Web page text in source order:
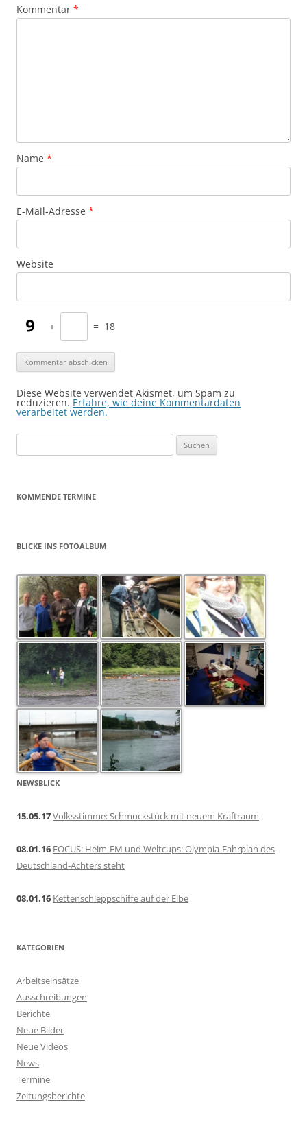
Kommentar *
Name *
E-Mail-Adresse *
Website
+ = 18
Diese Website verwendet Akismet, um Spam zu
reduzieren. Erfahre, wie deine Kommentardaten
verarbeitet werden.
nach:
KOMMENDE TERMINE
BLICKE INS FOTOALBUM
NEWSBLICK
15.05.17Volksstimme: Schmuckstück mit neuem Kraftraum
08.01.16 FOCUS: Heim-EM und Weltcups: Olympia-Fahrplan des
Deutschland-Achters steht
08.01.16 Kettenschleppschiffe auf der Elbe
KATEGORIEN
Arbeitseinsätze
Ausschreibungen
Berichte
Neue Bilder
Neue Videos
News
Termine
Zeitungsberichte